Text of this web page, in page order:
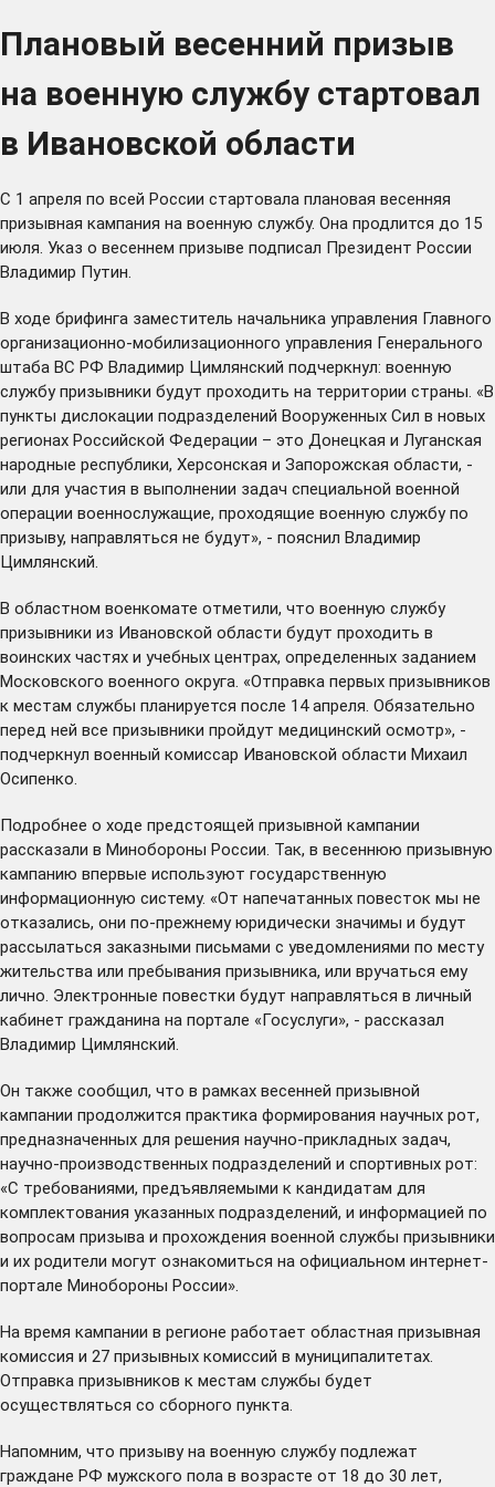
Плановый весенний призыв
на военную службу стартовал
в Ивановской области
С 1 апреля по всей России стартовала плановая весенняя
призывная кампания на военную службу. Она продлится до 15
июля. Указ о весеннем призыве подписал Президент России
Владимир Путин.
В ходе брифинга заместитель начальника управления Главного
организационно-мобилизационного управления Генерального
штаба ВС РФ Владимир Цимлянский подчеркнул: военную
службу призывники будут проходить на территории страны. «В
пункты дислокации подразделений Вооруженных Сил в новых
регионах Российской Федерации – это Донецкая и Луганская
народные республики, Херсонская и Запорожская области, -
или для участия в выполнении задач специальной военной
операции военнослужащие, проходящие военную службу по
призыву, направляться не будут», - пояснил Владимир
Цимлянский.
В областном военкомате отметили, что военную службу
призывники из Ивановской области будут проходить в
воинских частях и учебных центрах, определенных заданием
Московского военного округа. «Отправка первых призывников
к местам службы планируется после 14 апреля. Обязательно
перед ней все призывники пройдут медицинский осмотр», -
подчеркнул военный комиссар Ивановской области Михаил
Осипенко.
Подробнее о ходе предстоящей призывной кампании
рассказали в Минобороны России. Так, в весеннюю призывную
кампанию впервые используют государственную
информационную систему. «От напечатанных повесток мы не
отказались, они по-прежнему юридически значимы и будут
рассылаться заказными письмами с уведомлениями по месту
жительства или пребывания призывника, или вручаться ему
лично. Электронные повестки будут направляться в личный
кабинет гражданина на портале «Госуслуги», - рассказал
Владимир Цимлянский.
Он также сообщил, что в рамках весенней призывной
кампании продолжится практика формирования научных рот,
предназначенных для решения научно-прикладных задач,
научно-производственных подразделений и спортивных рот:
«С требованиями, предъявляемыми к кандидатам для
комплектования указанных подразделений, и информацией по
вопросам призыва и прохождения военной службы призывники
и их родители могут ознакомиться на официальном интернет-
портале Минобороны России».
На время кампании в регионе работает областная призывная
комиссия и 27 призывных комиссий в муниципалитетах.
Отправка призывников к местам службы будет
осуществляться со сборного пункта.
Напомним, что призыву на военную службу подлежат
граждане РФ мужского пола в возрасте от 18 до 30 лет,